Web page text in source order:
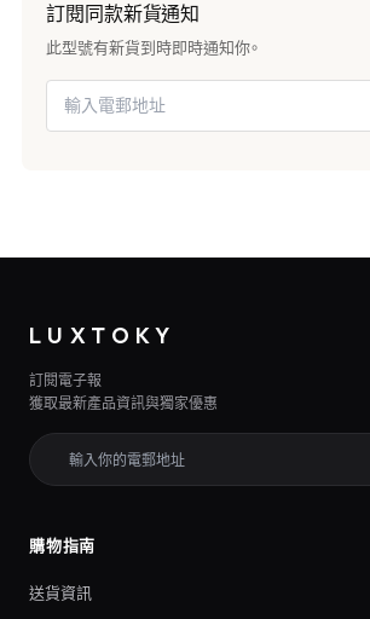
訂閱同款新貨通知
此型號有新貨到時即時通知你。
LUXTOKY
訂閱電子報
獲取最新產品資訊與獨家優惠
購物指南
送貨資訊